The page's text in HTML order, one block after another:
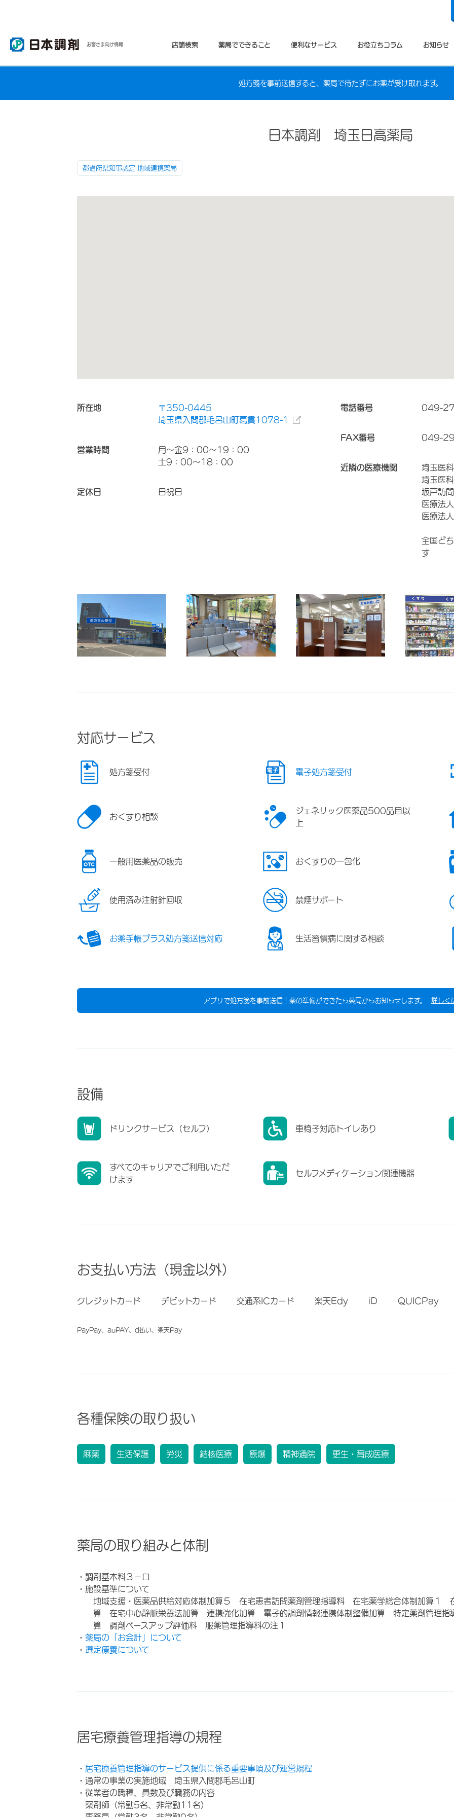
お客さま向け情報 店舗検索 薬局でできること 便利なサービス お役立ちコラム お知らせ
処方箋を事前送信すると、薬局で待たずにお薬が受け取れます。
日本調剤 埼玉日高薬局
都道府県知事認定 地域連携薬局
所在地
〒350-0445
埼玉県入間郡毛呂山町葛貫1078-1
営業時間
月～金9：00～19：00
土9：00～18：00
定休日 日祝日
電話番号 049-
FAX番号 049-
近隣の医療機関
埼玉医
埼玉医
坂戸訪
医療法
医療法
全国ど
す
対応サービス
処方箋受付 電子処方箋受付
おくすり相談
ジェネリック医薬品500品目以
上
一般用医薬品の販売 おくすりの一包化
使用済み注射針回収 禁煙サポート
お薬手帳プラス処方箋送信対応 生活習慣病に関する相談
アプリで処方箋を事前送信！薬の準備ができたら薬局からお知らせします。 詳しく
設備
ドリンクサービス（セルフ） 車椅子対応トイレあり
すべてのキャリアでご利用いただ
けます
セルフメディケーション関連機器
お支払い方法（現金以外）
クレジットカード デビットカード 交通系ICカード 楽天Edy iD QUICPay
PayPay、auPAY、d払い、楽天Pay
各種保険の取り扱い
麻薬 生活保護 労災 結核医療 原爆 精神通院 更生・育成医療
薬局の取り組みと体制
・調剤基本料３－ロ
・施設基準について
地域支援・医薬品供給対応体制加算５ 在宅患者訪問薬剤管理指導料 在宅薬学総合体制加算１
算 在宅中心静脈栄養法加算 連携強化加算 電子的調剤情報連携体制整備加算 特定薬剤管理指
算 調剤ベースアップ評価料 服薬管理指導料の注１
・ 薬局の「お会計」について
・ 選定療養について
居宅療養管理指導の規程
・ 居宅療養管理指導のサービス提供に係る重要事項及び運営規程
・通常の事業の実施地域 埼玉県入間郡毛呂山町
・従業者の職種、員数及び職務の内容
薬剤師（常勤5名、非常勤11名）